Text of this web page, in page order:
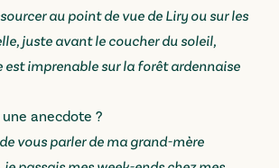
au point de vue de Liry ou sur les
juste avant le coucher du soleil,
est imprenable sur la forêt ardennaise
une anecdote ?
vous parler de ma grand-mère